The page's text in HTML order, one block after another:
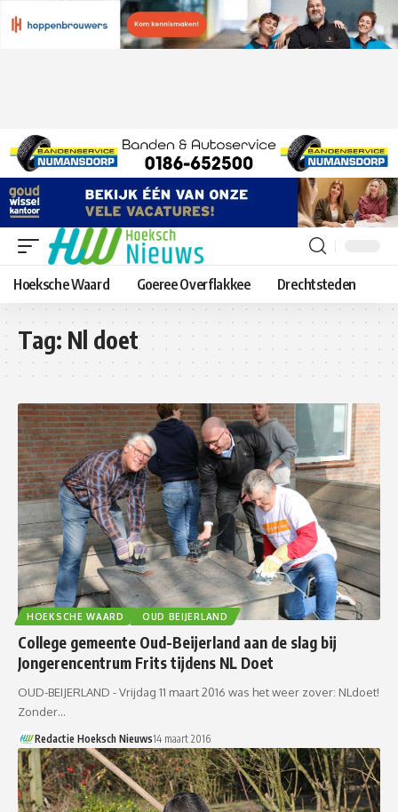
Hoeksche Waard Goeree Overflakkee Drechtsteden
Tag: Nl doet
HOEKSCHE WAARD OUD BEIJERLAND
College gemeente Oud-Beijerland aan de slag bij
Jongerencentrum Frits tijdens NL Doet
OUD-BEIJERLAND - Vrijdag 11 maart 2016 was het weer zover: NLdoet!
Zonder…
Redactie Hoeksch Nieuws14 maart 2016